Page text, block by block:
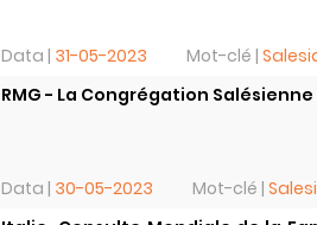
Data | 31-05-2023 Mot-clé |
RMG - La Congrégation
Data | 30-05-2023 Mot-clé |